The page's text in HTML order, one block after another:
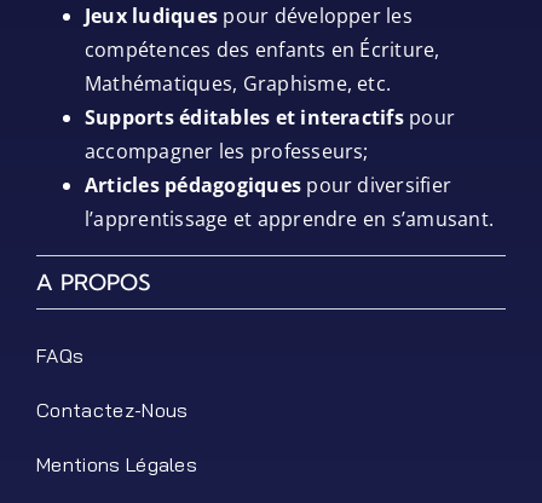
Jeux ludiques pour développer les
compétences des enfants en Écriture,
Mathématiques, Graphisme, etc.
Supports éditables et interactifspour
accompagner les professeurs;
Articles pédagogiques pour diversifier
l’apprentissage et apprendre en s’amusant.
A PROPOS
FAQs
Contactez-Nous
Mentions Légales